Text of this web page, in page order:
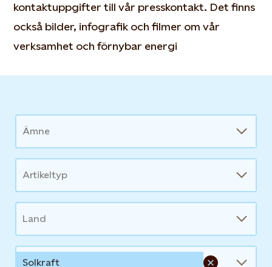
kontaktuppgifter till vår presskontakt. Det finns
också bilder, infografik och filmer om vår
verksamhet och förnybar energi
News
Ämne
Artikeltyp
Land
Solkraft